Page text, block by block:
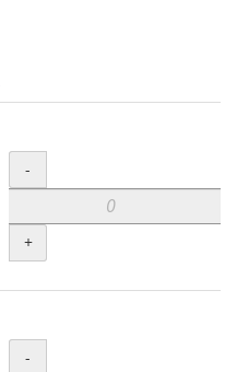
Menge
-
+
Menge
-